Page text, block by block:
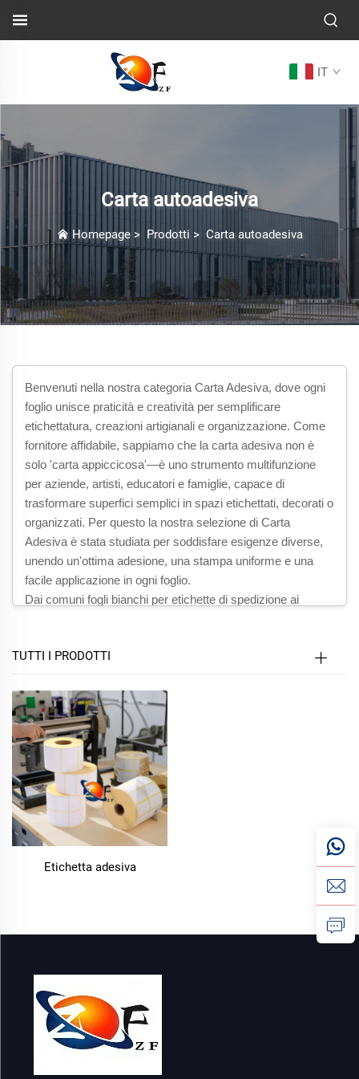
IT
Carta autoadesiva
Homepage> Prodotti > Carta autoadesiva
Benvenuti nella nostra categoria Carta Adesiva, dove ogni
foglio unisce praticità e creatività per semplificare
etichettatura, creazioni artigianali e organizzazione. Come
fornitore affidabile, sappiamo che la carta adesiva non è
solo 'carta appiccicosa'—è uno strumento multifunzione
per aziende, artisti, educatori e famiglie, capace di
trasformare superfici semplici in spazi etichettati, decorati o
organizzati. Per questo la nostra selezione di Carta
Adesiva è stata studiata per soddisfare esigenze diverse,
unendo un'ottima adesione, una stampa uniforme e una
facile applicazione in ogni foglio.
Dai comuni fogli bianchi per etichette di spedizione ai
rimovibili per etichette temporanee, la nostra gamma copre
affidabili può causare frustrazione – etichette che si
staccano, adesivo che lascia residui o fogli che si
incastrano nelle stampanti. Per questo motivo garantiamo
qualità a ogni passo, assicurando che i nostri fogli adesivi
aderiscano saldamente, stampino in modo nitido e si
adattino a diverse superfici. Che tu abbia bisogno di
confezioni grandi per un magazzino, fogli su misura per un
laboratorio creativo o set piccoli per uso domestico, la
categoria Fogli Adesivi offre la soluzione perfetta per
rendere semplice e senza problemi l'applicazione e la
economica con colla debole o irregolare, la nostra utilizza
formulazioni adesive di alta qualità, adatte a diverse
esigenze: adesivo permanente per etichette a lungo
TUTTI I PRODOTTI
Etichetta adesiva